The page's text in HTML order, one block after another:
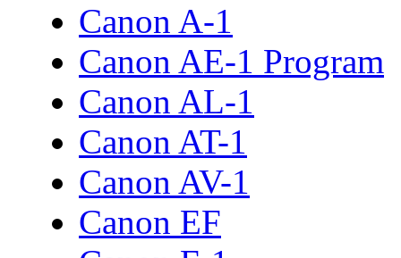
Canon A-1
Canon AE-1 Program
Canon AL-1
Canon AT-1
Canon AV-1
Canon EF